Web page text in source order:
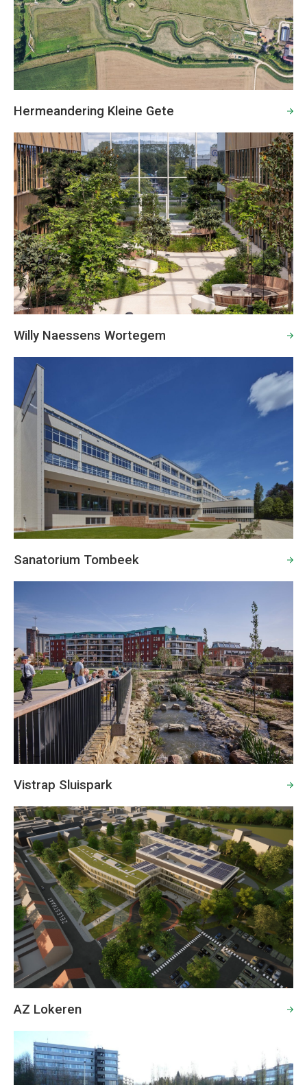
Hermeandering Kleine Gete
Willy Naessens Wortegem
Sanatorium Tombeek
Vistrap Sluispark
AZ Lokeren